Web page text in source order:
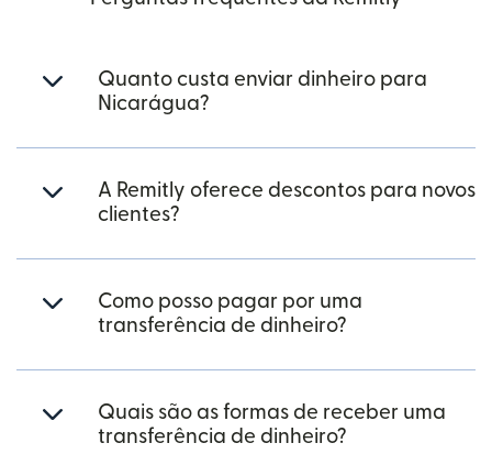
Quanto custa enviar dinheiro para
Nicarágua?
A Remitly oferece descontos para novos
clientes?
Como posso pagar por uma
transferência de dinheiro?
Quais são as formas de receber uma
transferência de dinheiro?